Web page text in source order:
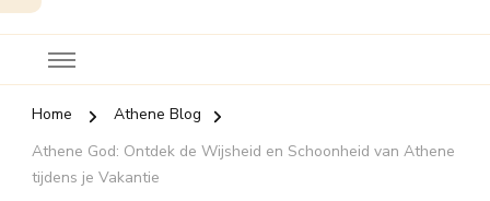
Home
Athene Blog
Athene God: Ontdek de Wijsheid en Schoonheid van Athene
tijdens je Vakantie